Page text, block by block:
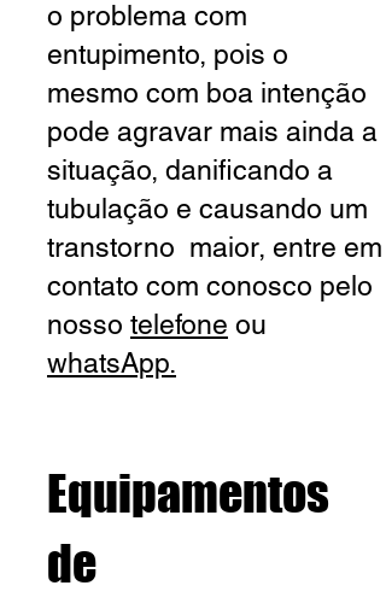
o problema com
entupimento, pois o
mesmo com boa intenção
pode agravar mais ainda a
situação, danificando a
tubulação e causando um
transtorno maior, entre em
contato com conosco pelo
nosso telefone ou
whatsApp.
Equipamentos
de